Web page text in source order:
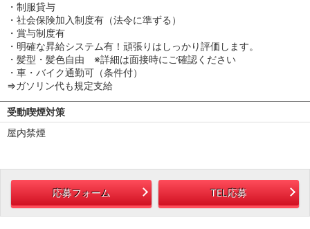
・制服貸与
・社会保険加入制度有（法令に準ずる）
・賞与制度有
・明確な昇給システム有！頑張りはしっかり評価します。
・髪型・髪色自由 ※詳細は面接時にご確認ください
・車・バイク通勤可（条件付）
⇒ガソリン代も規定支給
受動喫煙対策
屋内禁煙
応募フォーム TEL応募